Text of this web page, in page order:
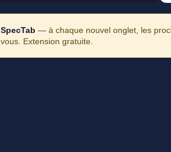
SpecTab — à chaque nouvel onglet, les
vous. Extension gratuite.